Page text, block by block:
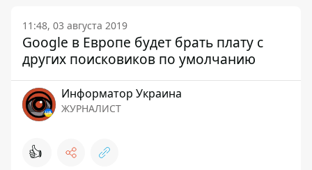
11:48, 03 августа 2019
Google в Европе будет брать плату с
других поисковиков по умолчанию
Информатор Украина
ЖУРНАЛИСТ
👍